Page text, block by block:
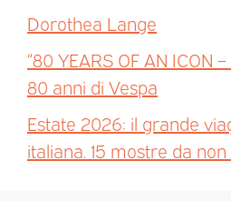
Dorothea Lange
“80 YEARS OF AN ICON
80 anni di Vespa
Estate 2026: il grande
italiana. 15 mostre da